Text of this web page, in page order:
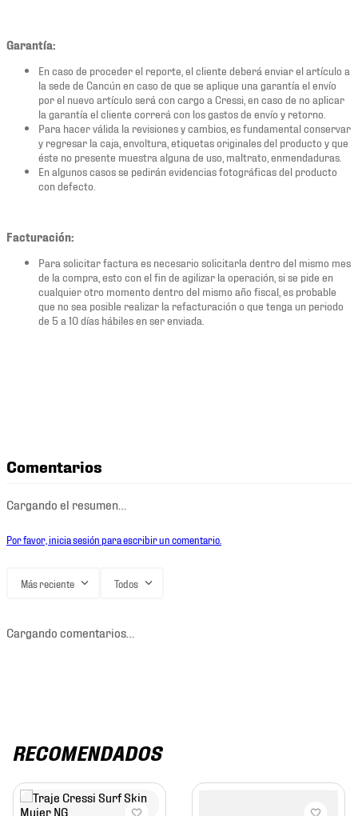
Garantía:
En caso de proceder el reporte, el cliente deberá enviar el artículo a
la sede de Cancún en caso de que se aplique una garantía el envío
por el nuevo artículo será con cargo a Cressi, en caso de no aplicar
la garantía el cliente correrá con los gastos de envío y retorno.
Para hacer válida la revisiones y cambios, es fundamental conservar
y regresar la caja, envoltura, etiquetas originales del producto y que
éste no presente muestra alguna de uso, maltrato, enmendaduras.
En algunos casos se pedirán evidencias fotográficas del producto
con defecto.
Facturación:
Para solicitar factura es necesario solicitarla dentro del mismo mes
de la compra, esto con el fin de agilizar la operación, si se pide en
cualquier otro momento dentro del mismo año fiscal, es probable
que no sea posible realizar la refacturación o que tenga un periodo
de 5 a 10 días hábiles en ser enviada.
Comentarios
Cargando el resumen…
Por favor, inicia sesión para escribir un comentario.
Más reciente Todos
Cargando comentarios…
RECOMENDADOS